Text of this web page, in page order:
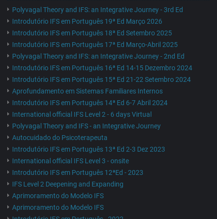
Polyvagal Theory and IFS: an Integrative Journey - 3rd Ed
Introdutório IFS em Português 19ª Ed Março 2026
Introdutório IFS em Português 18ª Ed Setembro 2025
Introdutório IFS em Português 17ª Ed Março-Abril 2025
Polyvagal Theory and IFS: an Integrative Journey - 2nd Ed
Introdutório IFS em Português 16ª Ed 14-15 Dezembro 2024
Introdutório IFS em Português 15ª Ed 21-22 Setembro 2024
Aprofundamento em Sistemas Familiares Internos
Introdutório IFS em Português 14ª Ed 6-7 Abril 2024
International official IFS Level 2 - 6 days Virtual
Polyvagal Theory and IFS - an Integrative Journey
Autocuidado do Psicoterapeuta
Introdutório IFS em Português 13ª Ed 2-3 Dez 2023
International official IFS Level 3 - onsite
Introdutório IFS em Português 12ªEd - 2023
IFS Level 2 Deepening and Expanding
Aprimoramento do Modelo IFS
Aprimoramento do Modelo IFS